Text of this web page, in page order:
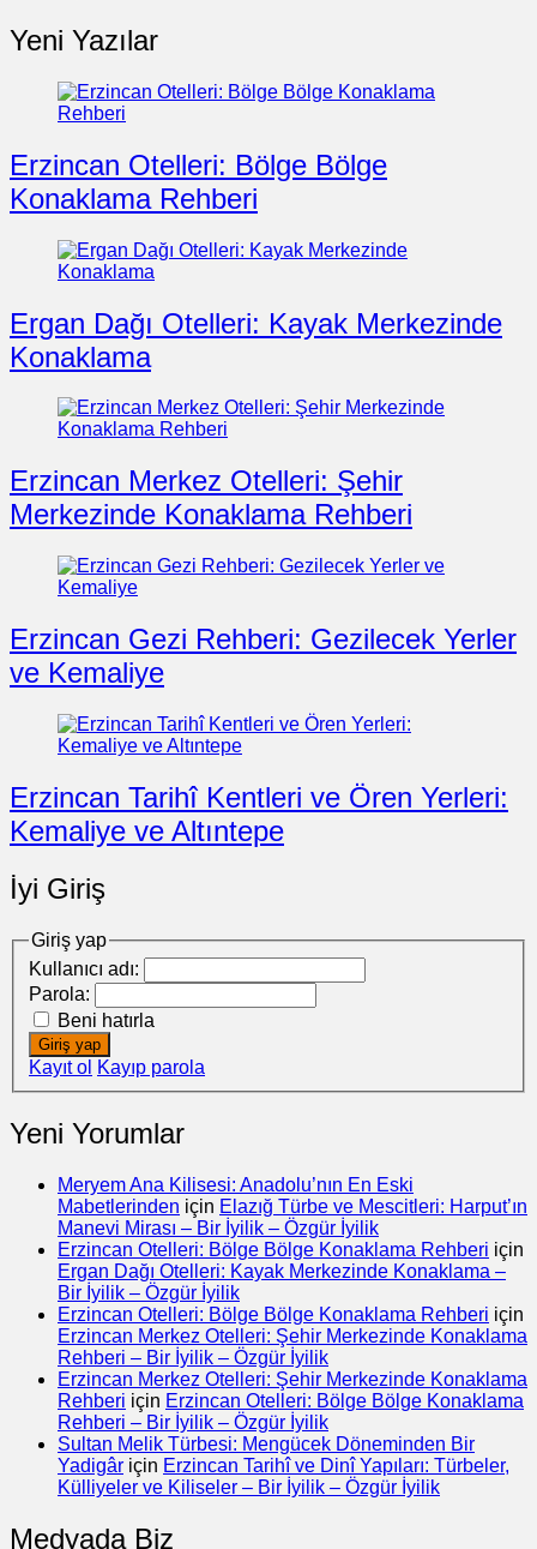
Yeni Yazılar
Erzincan Otelleri: Bölge Bölge
Konaklama Rehberi
Ergan Dağı Otelleri: Kayak Merkezinde
Konaklama
Erzincan Merkez Otelleri: Şehir
Merkezinde Konaklama Rehberi
Erzincan Gezi Rehberi: Gezilecek Yerler
ve Kemaliye
Erzincan Tarihî Kentleri ve Ören Yerleri:
Kemaliye ve Altıntepe
İyi Giriş
Giriş yap
Kullanıcı adı:
Parola:
Beni hatırla
Giriş yap
Kayıt ol Kayıp parola
Yeni Yorumlar
Meryem Ana Kilisesi: Anadolu’nın En Eski
Mabetlerinden için Elazığ Türbe ve Mescitleri: Harput’ın
Manevi Mirası – Bir İyilik – Özgür İyilik
Erzincan Otelleri: Bölge Bölge Konaklama Rehberi için
Ergan Dağı Otelleri: Kayak Merkezinde Konaklama –
Bir İyilik – Özgür İyilik
Erzincan Otelleri: Bölge Bölge Konaklama Rehberi için
Erzincan Merkez Otelleri: Şehir Merkezinde Konaklama
Rehberi – Bir İyilik – Özgür İyilik
Erzincan Merkez Otelleri: Şehir Merkezinde Konaklama
Rehberi için Erzincan Otelleri: Bölge Bölge Konaklama
Rehberi – Bir İyilik – Özgür İyilik
Sultan Melik Türbesi: Mengücek Döneminden Bir
Yadigâr için Erzincan Tarihî ve Dinî Yapıları: Türbeler,
Külliyeler ve Kiliseler – Bir İyilik – Özgür İyilik
Medyada Biz